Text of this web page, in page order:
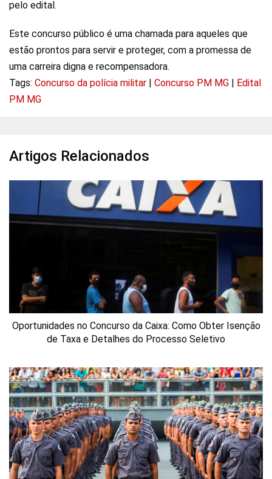
pelo edital.
Este concurso público é uma chamada para aqueles que
estão prontos para servir e proteger, com a promessa de
uma carreira digna e recompensadora.
Tags: Concurso da polícia militar Concurso PM MG
Edital
PM MG
Artigos Relacionados
Oportunidades no Concurso da Caixa: Como Obter Isenção
de Taxa e Detalhes do Processo Seletivo